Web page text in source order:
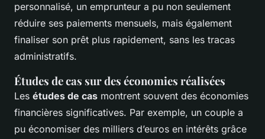
personnalisé, un emprunteur a pu non seulement
réduire ses paiements mensuels, mais également
finaliser son prêt plus rapidement, sans les tracas
administratifs.
Études de cas sur des économies réalisées
Les études de cas montrent souvent des économies
financières significatives. Par exemple, un couple a
pu économiser des milliers d’euros en intérêts grâce